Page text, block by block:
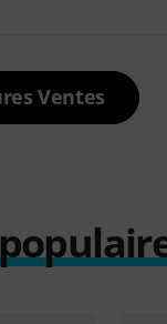
Ventes